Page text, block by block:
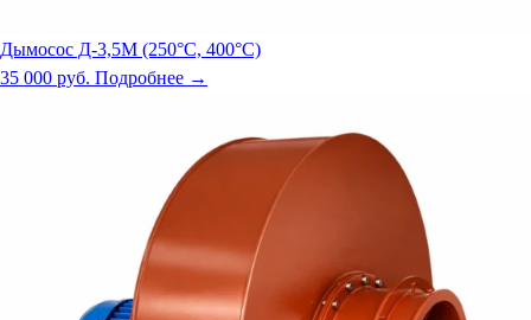
Дымосос Д-3,5М (250°С, 400°С)
35 000 руб. Подробнее →